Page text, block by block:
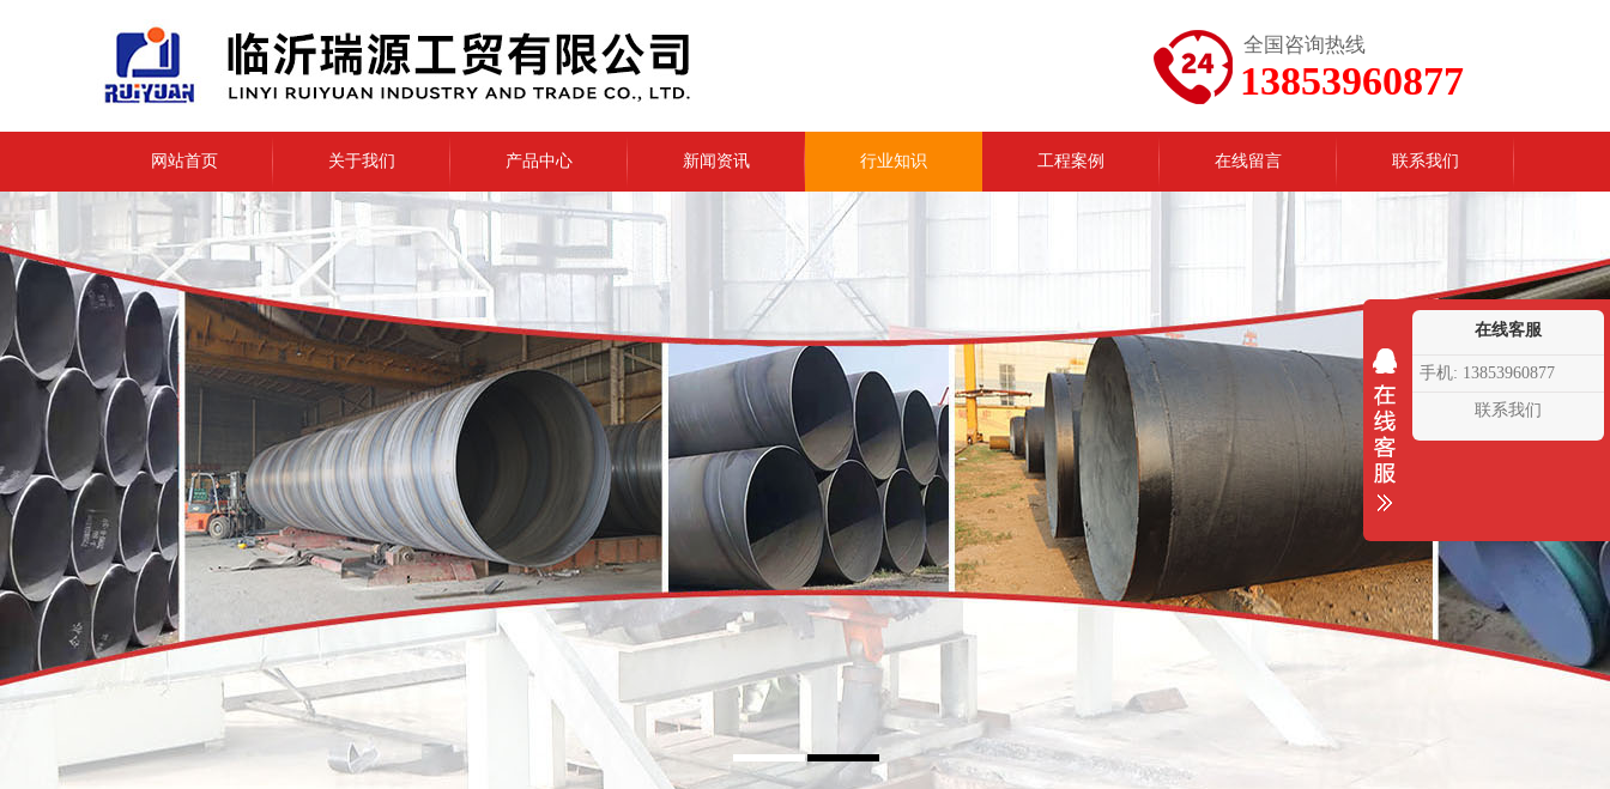
全国咨询热线
13853960877
网站首页 关于我们 产品中心 新闻资讯 行业知识 工程案例 在线留言 联系我们
在线客服
手机: 13853960877
联系我们